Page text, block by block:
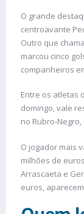
O grande
centroavante
Outro que
marcou cinco
companheiros
Entre os atletas
domingo, vale
no Rubro-
O jogador mais
milhões de
Arrascaeta e
euros,